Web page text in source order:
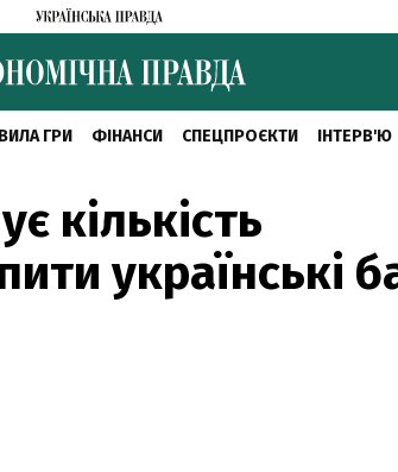
ГРИ ФІНАНСИ СПЕЦПРОЄКТИ ІНТЕРВ'Ю
кількість
українські